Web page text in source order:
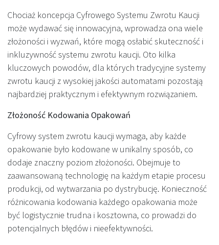
Chociaż koncepcja Cyfrowego Systemu Zwrotu Kaucji
może wydawać się innowacyjna, wprowadza ona wiele
złożoności i wyzwań, które mogą osłabić skuteczność i
inkluzywność systemu zwrotu kaucji. Oto kilka
kluczowych powodów, dla których tradycyjne systemy
zwrotu kaucji z wysokiej jakości automatami pozostają
najbardziej praktycznym i efektywnym rozwiązaniem.
Złożoność Kodowania Opakowań
Cyfrowy system zwrotu kaucji wymaga, aby każde
opakowanie było kodowane w unikalny sposób, co
dodaje znaczny poziom złożoności. Obejmuje to
zaawansowaną technologię na każdym etapie procesu
produkcji, od wytwarzania po dystrybucję. Konieczność
różnicowania kodowania każdego opakowania może
być logistycznie trudna i kosztowna, co prowadzi do
potencjalnych błędów i nieefektywności.